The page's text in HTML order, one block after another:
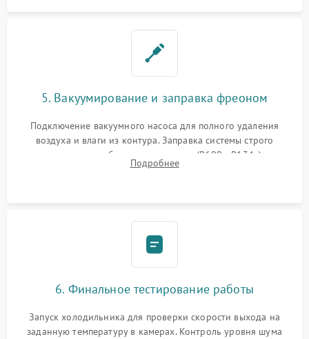
5. Вакуумирование и заправка фреоном
Подключение вакуумного насоса для полного удаления
воздуха и влаги из контура. Заправка системы строго
дозированным объемом хладагента (R600a, R134a) по
электронным весам. Контроль рабочего давления в системе.
Подробнее
6. Финальное тестирование работы
Запуск холодильника для проверки скорости выхода на
заданную температуру в камерах. Контроль уровня шума